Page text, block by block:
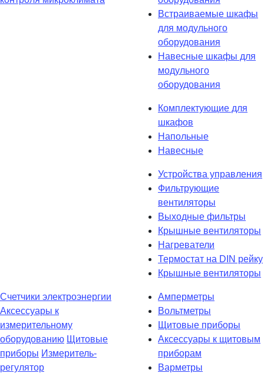
Встраиваемые шкафы
для модульного
оборудования
Навесные шкафы для
модульного
оборудования
Комплектующие для
шкафов
Напольные
Навесные
Устройства управления
Фильтрующие
вентиляторы
Выходные фильтры
Крышные вентиляторы
Нагреватели
Термостат на DIN рейку
Крышные вентиляторы
Счетчики электроэнергии
Аксессуары к
измерительному
оборудованию Щитовые
приборы Измеритель-
регулятор
Амперметры
Вольтметры
Щитовые приборы
Аксессуары к щитовым
приборам
Варметры